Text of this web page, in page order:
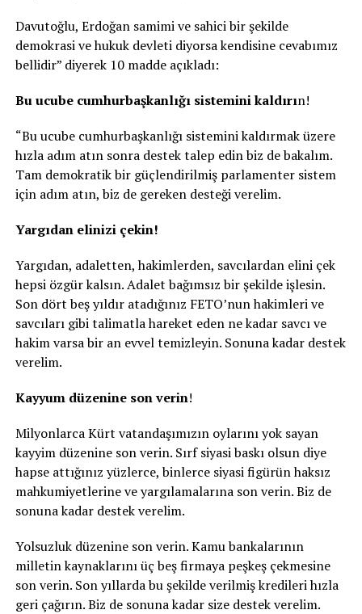
Davutoğlu, Erdoğan samimi ve sahici bir şekilde
demokrasi ve hukuk devleti diyorsa kendisine cevabımız
bellidir” diyerek 10 madde açıkladı:
Bu ucube cumhurbaşkanlığı sistemini kaldırın!
“Bu ucube cumhurbaşkanlığı sistemini kaldırmak üzere
hızla adım atın sonra destek talep edin biz de bakalım.
Tam demokratik bir güçlendirilmiş parlamenter sistem
için adım atın, biz de gereken desteği verelim.
Yargıdan elinizi çekin!
Yargıdan, adaletten, hakimlerden, savcılardan elini çek
hepsi özgür kalsın. Adalet bağımsız bir şekilde işlesin.
Son dört beş yıldır atadığınız FETO’nun hakimleri ve
savcıları gibi talimatla hareket eden ne kadar savcı ve
hakim varsa bir an evvel temizleyin. Sonuna kadar destek
verelim.
Kayyum düzenine son verin!
Milyonlarca Kürt vatandaşımızın oylarını yok sayan
kayyim düzenine son verin. Sırf siyasi baskı olsun diye
hapse attığınız yüzlerce, binlerce siyasi figürün haksız
mahkumiyetlerine ve yargılamalarına son verin. Biz de
sonuna kadar destek verelim.
Yolsuzluk düzenine son verin. Kamu bankalarının
milletin kaynaklarını üç beş firmaya peşkeş çekmesine
son verin. Son yıllarda bu şekilde verilmiş kredileri hızla
geri çağırın. Biz de sonuna kadar size destek verelim.